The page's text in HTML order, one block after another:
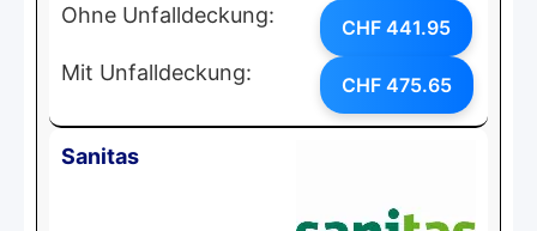
Ohne Unfalldeckung: CHF 441.95
Mit Unfalldeckung: CHF 475.65
Sanitas